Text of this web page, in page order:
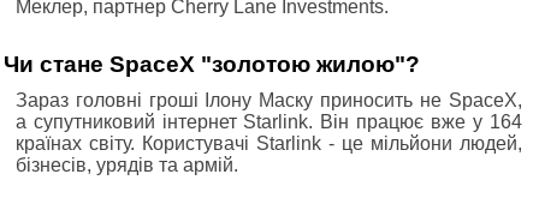
Меклер, партнер Cherry Lane Investments.
Чи стане SpaceX "золотою жилою"?
Зараз головні гроші Ілону Маску приносить не SpaceX,
а супутниковий інтернет Starlink. Він працює вже у 164
країнах світу. Користувачі Starlink - це мільйони людей,
бізнесів, урядів та армій.